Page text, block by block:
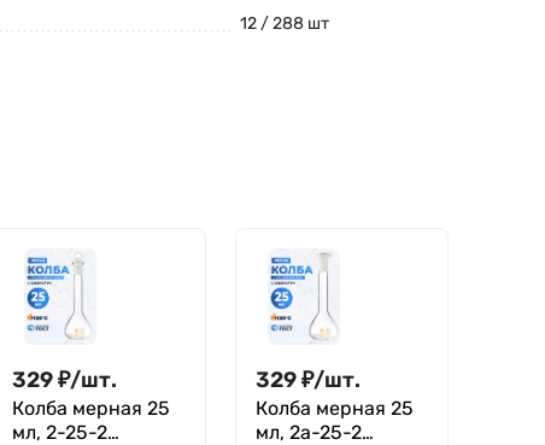
12 / 288 шт
329₽/шт.
Колба мерная 25
мл, 2-25-2
329₽/шт.
Колба мерная 25
мл, 2а-25-2